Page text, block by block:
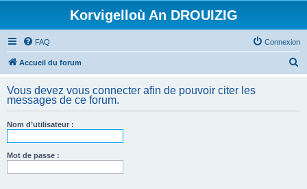
Korvigelloù An DROUIZIG
FAQ Connexion
Accueil du forum
h
Vous devez vous connecter afin de pouvoir citer les
messages de ce forum.
Nom d’utilisateur :
Mot de passe :